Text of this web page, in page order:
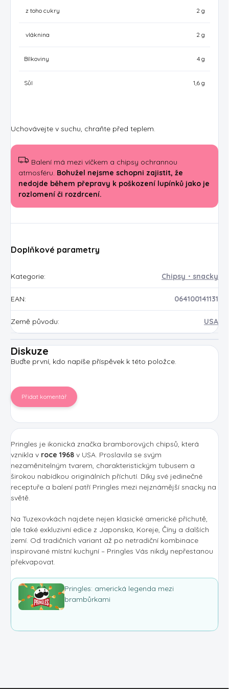
z toho cukry 2 g
vláknina 2 g
Bílkoviny 4 g
Sůl 1,6 g
Uchovávejte v suchu, chraňte před teplem.
Balení má mezi víčkem a chipsy ochrannou
atmosféru. Bohužel nejsme schopni zajistit, že
nedojde během přepravy k poškození lupínků jako je
rozlomení či rozdrcení.
Doplňkové parametry
Kategorie: Chipsy・snacky
EAN: 064100141131
Země původu: USA
Diskuze
Buďte první, kdo napíše příspěvek k této položce.
Přidat komentář
Pringles je ikonická značka bramborových chipsů, která
vznikla v roce 1968 v USA. Proslavila se svým
nezaměnitelným tvarem, charakteristickým tubusem a
širokou nabídkou originálních příchutí. Díky své jedinečné
receptuře a balení patří Pringles mezi nejznámější snacky na
světě.
Na Tuzexovkách najdete nejen klasické americké příchutě,
ale také exkluzivní edice z Japonska, Koreje, Číny a dalších
zemí. Od tradičních variant až po netradiční kombinace
inspirované místní kuchyní – Pringles Vás nikdy nepřestanou
překvapovat.
Pringles: americká legenda mezi
brambůrkami